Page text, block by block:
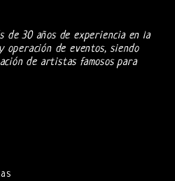
de 30 años de experiencia en la
operación de eventos, siendo
de artistas famosos para